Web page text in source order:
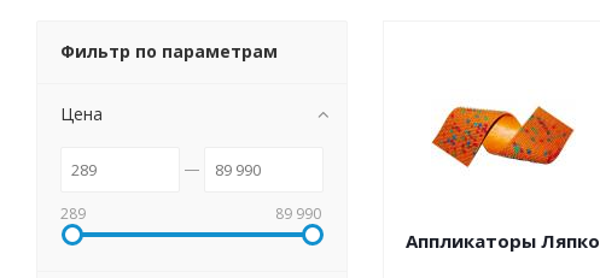
Аппликаторы Ляпко
Фильтр по параметрам
Цена
289 89 990